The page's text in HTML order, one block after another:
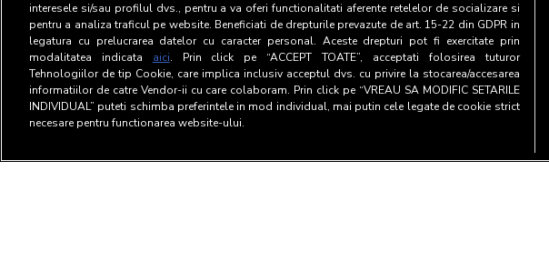
interesele si/sau profilul dvs., pentru a va oferi functionalitati aferente retelelor de socializare si
pentru a analiza traficul pe website. Beneficiati de drepturile prevazute de art. 15-22 din GDPR in
legatura cu prelucrarea datelor cu caracter personal. Aceste drepturi pot fi exercitate prin
modalitatea indicata aici. Prin click pe “ACCEPT TOATE”, acceptati folosirea tuturor
Tehnologiilor de tip Cookie, care implica inclusiv acceptul dvs. cu privire la stocarea/accesarea
informatiilor de catre Vendor-ii cu care colaboram. Prin click pe “VREAU SA MODIFIC SETARILE
INDIVIDUAL” puteti schimba preferintele in mod individual, mai putin cele legate de cookie strict
necesare pentru functionarea website-ului.